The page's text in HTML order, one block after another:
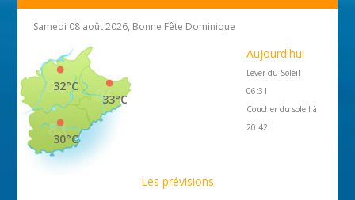
Samedi 08 août 2026, Bonne Fête Dominique
33°C
32°C
30°C
Aujourd'hui
Lever du Soleil
06:31
Coucher du soleil à
20:42
Les prévisions